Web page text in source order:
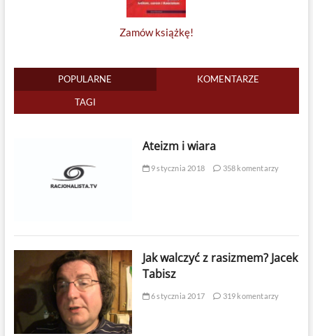
Zamów książkę!
POPULARNE KOMENTARZE
TAGI
Ateizm i wiara
9 stycznia 2018 358 komentarzy
Jak walczyć z rasizmem? Jacek
Tabisz
6 stycznia 2017 319 komentarzy